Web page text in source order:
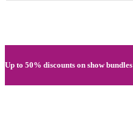
Up to 50% discounts on show bundles